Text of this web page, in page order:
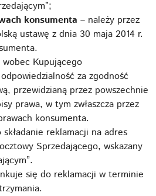
konsumenta – należy przez
ustawę z dnia 30 maja 2014 r.
Kupującego
za zgodność
przewidzianą przez powszechnie
prawa, w tym zwłaszcza przez
konsumenta.
reklamacji na adres
Sprzedającego, wskazany
się do reklamacji w terminie